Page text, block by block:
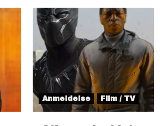
Anmeldelse Film / TV